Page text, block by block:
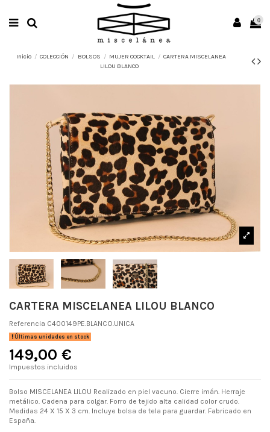
0
Inicio COLECCIÓN BOLSOS MUJER COCKTAIL
CARTERA MISCELANEA
LILOU BLANCO
CARTERA MISCELANEA LILOU BLANCO
Referencia C400149PE.BLANCO.UNICA
Últimas unidades en stock
149,00 €
Impuestos incluidos
Bolso MISCELANEA LILOU Realizado en piel vacuno. Cierre imán. Herraje
metálico. Cadena para colgar. Forro de tejido alta calidad color crudo.
Medidas 24 X 15 X 3 cm. Incluye bolsa de tela para guardar. Fabricado en
España.